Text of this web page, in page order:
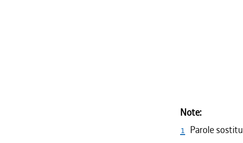
Note:
1 Parole